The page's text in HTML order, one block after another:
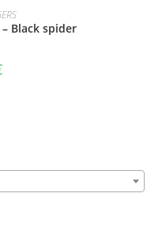
– Black spider